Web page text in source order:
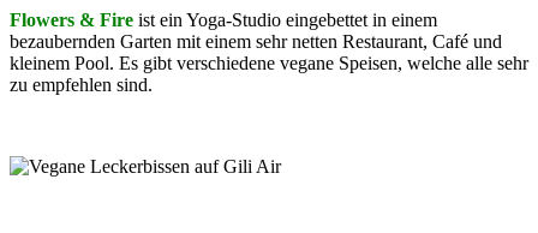
Flowers & Fire ist ein Yoga-Studio eingebettet in einem
bezaubernden Garten mit einem sehr netten Restaurant, Café und
kleinem Pool. Es gibt verschiedene vegane Speisen, welche alle sehr
zu empfehlen sind.